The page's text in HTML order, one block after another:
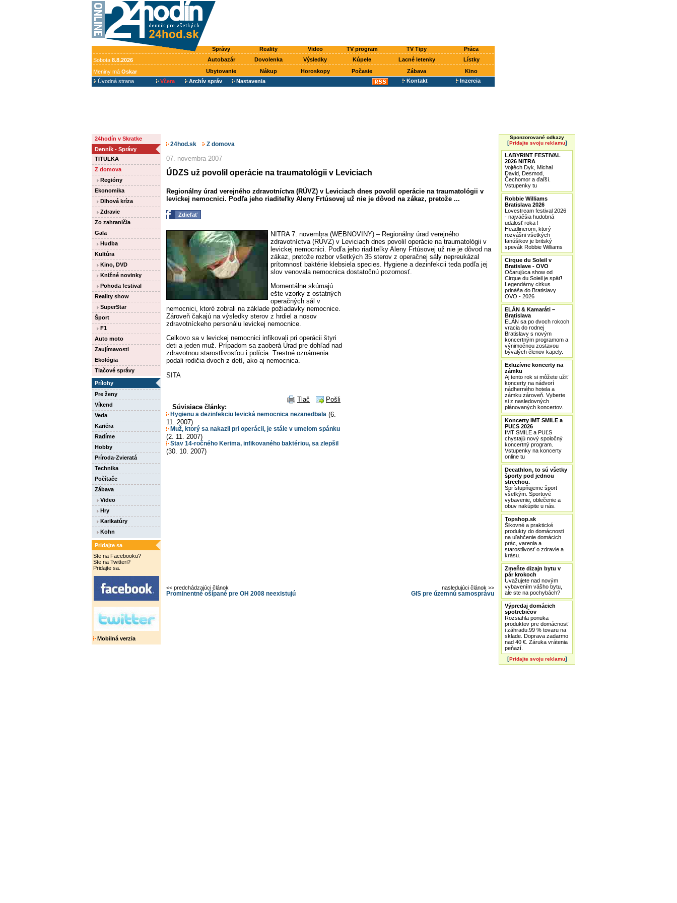
Správy Reality Video TV program TV Tipy
Práca
Sobota 8.8.2026 Autobazár Dovolenka Výsledky Kúpele Lacné letenky
Lístky
Meniny má Oskar Ubytovanie Nákup Horoskopy Počasie Zábava
Kino
Úvodná strana
Včera Archív správ Nastavenia Kontakt Inzercia
24hodín v Skratke
Denník - Správy
TITULKA
Z domova
Regióny
Ekonomika
Dlhová kríza
Zdravie
Zo zahraničia
Gala
Hudba
Kultúra
Kino, DVD
Knižné novinky
Pohoda festival
Reality show
SuperStar
Šport
F1
Auto moto
Zaujímavosti
Ekológia
Tlačové správy
Prílohy
Pre ženy
Víkend
Veda
Kariéra
Radíme
Hobby
Príroda-Zvieratá
Technika
Počítače
Zábava
Video
Hry
Karikatúry
Kohn
Pridajte sa
Ste na Facebooku?
Ste na Twitteri?
Pridajte sa.
Mobilná verzia
24hod.sk Z domova
07. novembra 2007
ÚDZS už povolil operácie na traumatológii v Leviciach
Regionálny úrad verejného zdravotníctva (RÚVZ) v Leviciach dnes povolil operácie na traumatológii v
levickej nemocnici. Podľa jeho riaditeľky Aleny Frtúsovej už nie je dôvod na zákaz, pretože ...
Zdieľať
NITRA 7. novembra (WEBNOVINY) – Regionálny úrad verejného
zdravotníctva (RÚVZ) v Leviciach dnes povolil operácie na traumatológii v
levickej nemocnici. Podľa jeho riaditeľky Aleny Frtúsovej už nie je dôvod na
zákaz, pretože rozbor všetkých 35 sterov z operačnej sály nepreukázal
prítomnosť baktérie klebsiela species. Hygiene a dezinfekcii teda podľa jej
slov venovala nemocnica dostatočnú pozornosť.
Momentálne skúmajú
ešte vzorky z ostatných
operačných sál v
nemocnici, ktoré zobrali na základe požiadavky nemocnice.
Zároveň čakajú na výsledky sterov z hrdiel a nosov
zdravotníckeho personálu levickej nemocnice.
Celkovo sa v levickej nemocnici infikovali pri operácii štyri
deti a jeden muž. Prípadom sa zaoberá Úrad pre dohľad nad
zdravotnou starostlivosťou i polícia. Trestné oznámenia
podali rodičia dvoch z detí, ako aj nemocnica.
SITA
Tlač
Pošli
Súvisiace články:
Hygienu a dezinfekciu levická nemocnica nezanedbala (6.
11. 2007)
Muž, ktorý sa nakazil pri operácii, je stále v umelom spánku
(2. 11. 2007)
Stav 14-ročného Kerima, infikovaného baktériou, sa zlepšil
(30. 10. 2007)
nasledujúci článok >>
GIS pre územnú samosprávu
<< predchádzajúci článok
Prominentné ošípané pre OH 2008 neexistujú
Sponzorované odkazy
[Pridajte svoju reklamu]
LABYRINT FESTIVAL
2026 NITRA
Vojtěch Dyk, Michal
David, Desmod,
Čechomor a ďaľší.
Vstupenky tu
Robbie Williams
Bratislava 2026
Lovestream festival 2026
- najväčšia hudobná
udalosť roka !
Headlinerom, ktorý
rozvášni všetkých
fanúšikov je britský
spevák Robbie Williams
Cirque du Soleil v
Bratislave - OVO
Očarujúca show od
Cirque du Soleil je späť!
Legendárny cirkus
prináša do Bratislavy
OVO - 2026
ELÁN & Kamaráti –
Bratislava
ELÁN sa po dvoch rokoch
vracia do rodnej
Bratislavy s novým
koncertným programom a
výnimočnou zostavou
bývalých členov kapely.
Exluzívne koncerty na
zámku
Aj tento rok si môžete užiť
koncerty na nádvorí
nádherného hotela a
zámku zároveň. Vyberte
si z nasledovných
plánovaných koncertov.
Koncerty IMT SMILE a
PUĽS 2026
IMT SMILE a PUĽS
chystajú nový spoločný
koncertný program.
Vstupenky na koncerty
online tu
Decathlon, to sú všetky
športy pod jednou
strechou.
Sprístupňujeme šport
všetkým. Športové
vybavenie, oblečenie a
obuv nakúpite u nás.
Topshop.sk
Šikovné a praktické
produkty do domácnosti
na uľahčenie domácich
prác, varenia a
starostlivosť o zdravie a
krásu.
Zmeňte dizajn bytu v
pár krokoch
Uvažujete nad novým
vybavením vášho bytu,
ale ste na pochybách?
Výpredaj domácich
spotrebičov
Rozsiahla ponuka
produktov pre domácnosť
i záhradu.99 % tovaru na
sklade. Doprava zadarmo
nad 40 €. Záruka vrátenia
peňazí.
[Pridajte svoju reklamu]